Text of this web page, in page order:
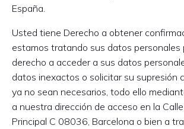
España.
Usted tiene Derecho a obtener
estamos tratando sus datos
derecho a acceder a sus datos
datos inexactos o solicitar su supresión
ya no sean necesarios, todo ello
a nuestra dirección de acceso en la
Principal C 08036, Barcelona o bien a